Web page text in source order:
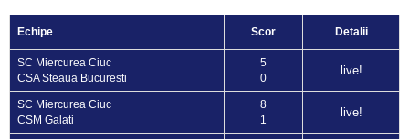
Echipe Scor Detalii
SC Miercurea Ciuc
CSA Steaua Bucuresti
5
0
live!
SC Miercurea Ciuc
CSM Galati
8
1
live!